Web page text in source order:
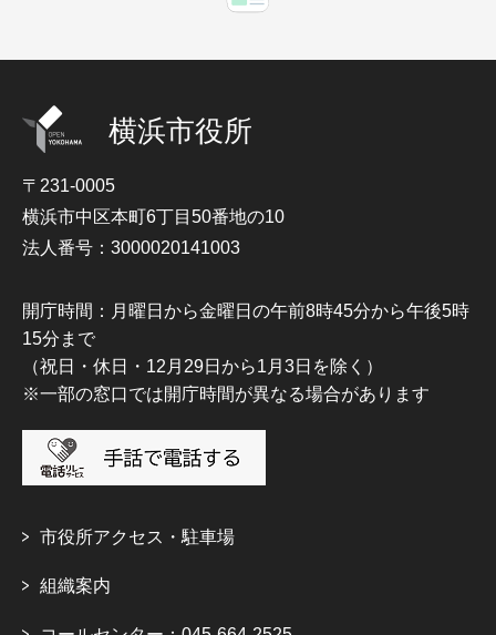
横浜市役所
〒231-0005
横浜市中区本町6丁目50番地の10
法人番号：3000020141003
開庁時間：月曜日から金曜日の午前8時45分から午後5時
15分まで
（祝日・休日・12月29日から1月3日を除く）
※一部の窓口では開庁時間が異なる場合があります
市役所アクセス・駐車場
組織案内